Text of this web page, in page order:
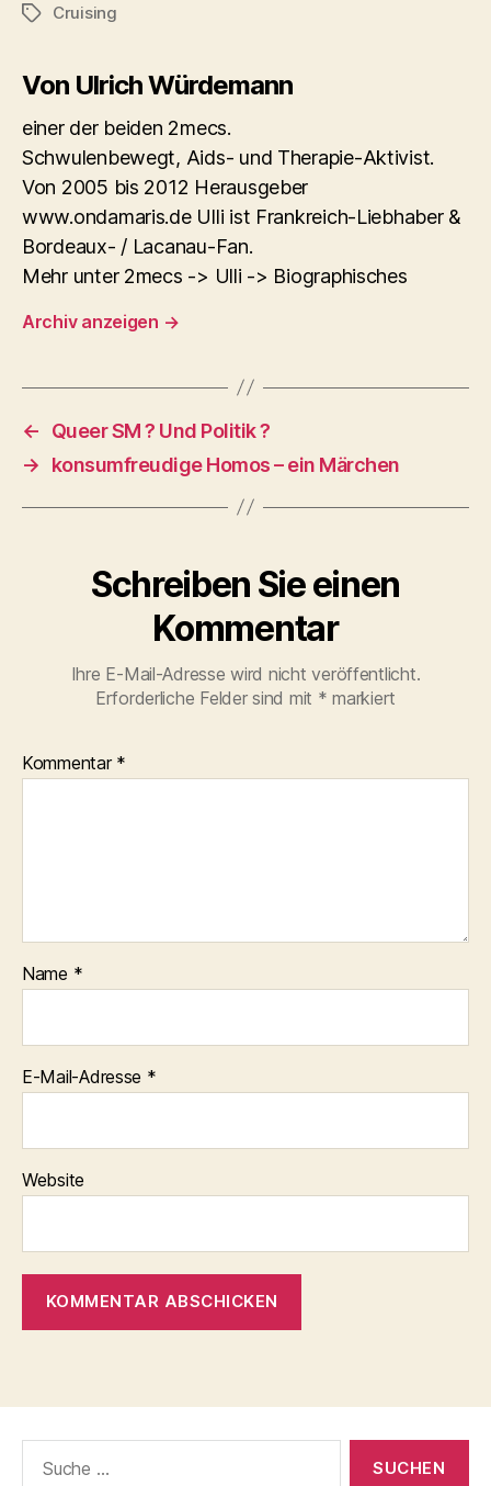
Schlagwörter
Cruising
Von Ulrich Würdemann
einer der beiden 2mecs.
Schwulenbewegt, Aids- und Therapie-Aktivist.
Von 2005 bis 2012 Herausgeber
www.ondamaris.de Ulli ist Frankreich-Liebhaber &
Bordeaux- / Lacanau-Fan.
Mehr unter 2mecs -> Ulli -> Biographisches
Archiv anzeigen →
←
Queer SM ? Und Politik ?
→
konsumfreudige Homos – ein Märchen
Schreiben Sie einen
Kommentar
Ihre E-Mail-Adresse wird nicht veröffentlicht.
Erforderliche Felder sind mit * markiert
Kommentar *
Name *
E-Mail-Adresse *
Website
nach: